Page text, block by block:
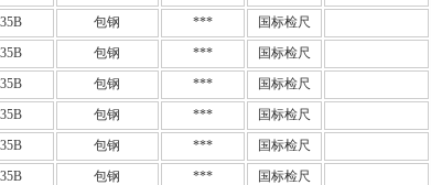
包钢 ***
国标检尺
包钢 ***
国标检尺
包钢 ***
国标检尺
包钢 ***
国标检尺
包钢 ***
国标检尺
包钢 ***
国标检尺